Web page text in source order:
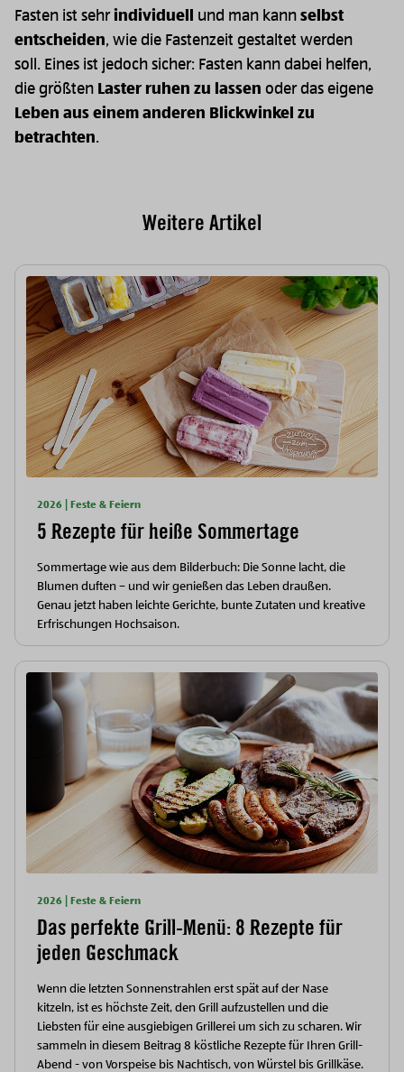
Fasten ist sehr individuell und man kann selbst
entscheiden, wie die Fastenzeit gestaltet werden
soll. Eines ist jedoch sicher: Fasten kann dabei helfen,
die größten Laster ruhen zu lassen oder das eigene
Leben aus einem anderen Blickwinkel zu
betrachten.
Weitere Artikel
2026 | Feste & Feiern
5 Rezepte für heiße Sommertage
Sommertage wie aus dem Bilderbuch: Die Sonne lacht, die
Blumen duften – und wir genießen das Leben draußen.
Genau jetzt haben leichte Gerichte, bunte Zutaten und kreative
Erfrischungen Hochsaison.
2026 | Feste & Feiern
Das perfekte Grill-Menü: 8 Rezepte für
jeden Geschmack
Wenn die letzten Sonnenstrahlen erst spät auf der Nase
kitzeln, ist es höchste Zeit, den Grill aufzustellen und die
Liebsten für eine ausgiebigen Grillerei um sich zu scharen. Wir
sammeln in diesem Beitrag 8 köstliche Rezepte für Ihren Grill-
Abend - von Vorspeise bis Nachtisch, von Würstel bis Grillkäse.